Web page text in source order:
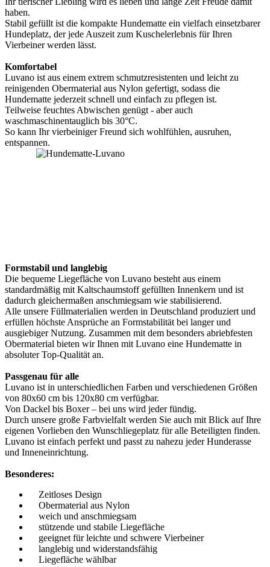
haben.
Stabil gefüllt ist die kompakte Hundematte ein vielfach einsetzbarer
Hundeplatz, der jede Auszeit zum Kuschelerlebnis für Ihren
Vierbeiner werden lässt.
Komfortabel
Luvano ist aus einem extrem schmutzresistenten und leicht zu
reinigenden Obermaterial aus Nylon gefertigt, sodass die
Hundematte jederzeit schnell und einfach zu pflegen ist.
Teilweise feuchtes Abwischen genügt - aber auch
waschmaschinentauglich bis 30°C.
So kann Ihr vierbeiniger Freund sich wohlfühlen, ausruhen,
entspannen.
Formstabil und langlebig
Die bequeme Liegefläche von Luvano besteht aus einem
standardmäßig mit Kaltschaumstoff gefüllten Innenkern und ist
dadurch gleichermaßen anschmiegsam wie stabilisierend.
Alle unsere Füllmaterialien werden in Deutschland produziert und
erfüllen höchste Ansprüche an Formstabilität bei langer und
ausgiebiger Nutzung. Zusammen mit dem besonders abriebfesten
Obermaterial bieten wir Ihnen mit Luvano eine Hundematte in
absoluter Top-Qualität an.
Passgenau für alle
Luvano ist in unterschiedlichen Farben und verschiedenen Größen
von 80x60 cm bis 120x80 cm verfügbar.
Von Dackel bis Boxer – bei uns wird jeder fündig.
Durch unsere große Farbvielfalt werden Sie auch mit Blick auf Ihre
eigenen Vorlieben den Wunschliegeplatz für alle Beteiligten finden.
Luvano ist einfach perfekt und passt zu nahezu jeder Hunderasse
und Inneneinrichtung.
Besonderes:
Zeitloses Design
Obermaterial aus Nylon
weich und anschmiegsam
stützende und stabile Liegefläche
geeignet für leichte und schwere Vierbeiner
langlebig und widerstandsfähig
Liegefläche wählbar